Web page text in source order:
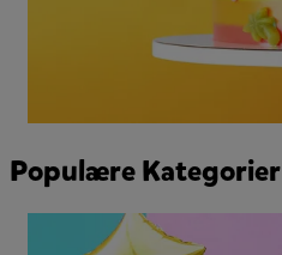
Populære Kategorier